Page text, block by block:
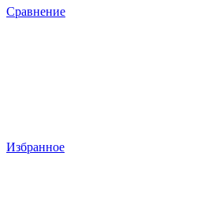
Сравнение
Избранное